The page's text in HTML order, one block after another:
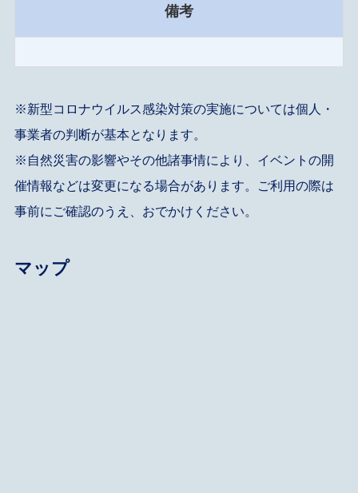
備考
※新型コロナウイルス感染対策の実施については個人・
事業者の判断が基本となります。
※自然災害の影響やその他諸事情により、イベントの開
催情報などは変更になる場合があります。ご利用の際は
事前にご確認のうえ、おでかけください。
マップ